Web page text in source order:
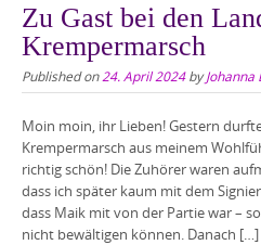
Zu Gast bei den
Krempermarsch
Published on24. April 2024byJohanna
Moin moin, ihr Lieben! Gestern
Krempermarsch aus meinem
richtig schön! Die Zuhörer waren
dass ich später kaum mit dem
dass Maik mit von der Partie war –
nicht bewältigen können. Danach […]